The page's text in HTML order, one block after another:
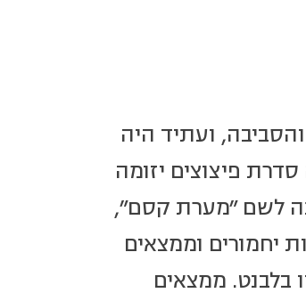
העין והסביבה, ועתיד היה
עבודות להרחבת כביש 5, חשפה סדרת פיצוצים יזומה
לשם "מערת קסם",
יחמורים וממצאים
בלבנט. ממצאים